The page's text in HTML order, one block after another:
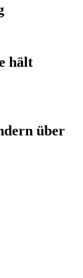
hält
über